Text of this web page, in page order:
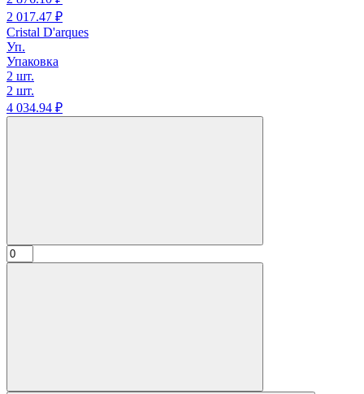
2 017.47 ₽
Cristal D'arques
Уп.
Упаковка
2 шт.
2 шт.
4 034.94 ₽